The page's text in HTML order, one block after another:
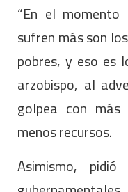
“En el momento
sufren más son
pobres, y eso es
arzobispo, al
golpea con
menos recursos.
Asimismo,